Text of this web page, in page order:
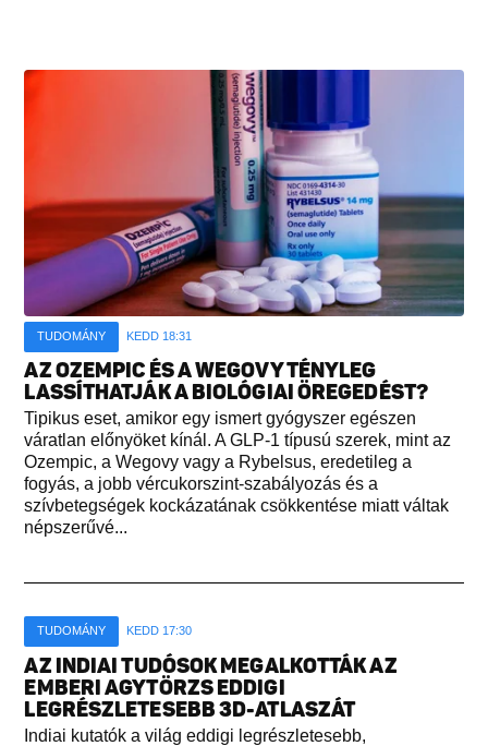
TUDOMÁNY KEDD 18:31
AZ OZEMPIC ÉS A WEGOVY TÉNYLEG
LASSÍTHATJÁK A BIOLÓGIAI ÖREGEDÉST?
Tipikus eset, amikor egy ismert gyógyszer egészen
váratlan előnyöket kínál. A GLP-1 típusú szerek, mint az
Ozempic, a Wegovy vagy a Rybelsus, eredetileg a
fogyás, a jobb vércukorszint-szabályozás és a
szívbetegségek kockázatának csökkentése miatt váltak
népszerűvé...
TUDOMÁNY KEDD 17:30
AZ INDIAI TUDÓSOK MEGALKOTTÁK AZ
EMBERI AGYTÖRZS EDDIGI
LEGRÉSZLETESEBB 3D-ATLASZÁT
Indiai kutatók a világ eddigi legrészletesebb,